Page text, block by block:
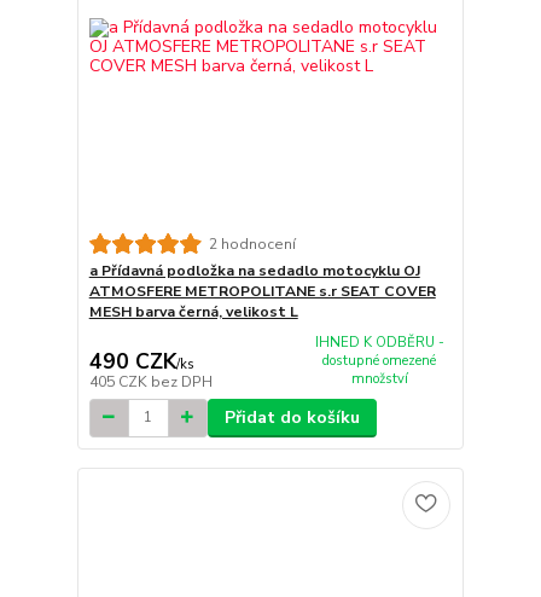
2 hodnocení
a Přídavná podložka na sedadlo motocyklu OJ
ATMOSFERE METROPOLITANE s.r SEAT COVER
MESH barva černá, velikost L
490 CZK/ks
405 CZK bez DPH
IHNED K ODBĚRU -
dostupné omezené
množství
Přidat do košíku